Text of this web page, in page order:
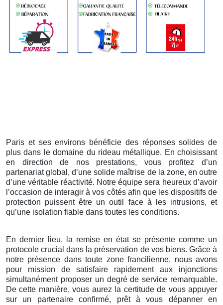
Paris et ses environs bénéficie des réponses solides de
plus dans le domaine du rideau métallique. En choisissant
en direction de nos prestations, vous profitez d’un
partenariat global, d’une solide maîtrise de la zone, en outre
d’une véritable réactivité. Notre équipe sera heureux d’avoir
l’occasion de interagir à vos côtés afin que les dispositifs de
protection puissent être un outil face à les intrusions, et
qu’une isolation fiable dans toutes les conditions.
En dernier lieu, la remise en état se présente comme un
protocole crucial dans la préservation de vos biens. Grâce à
notre présence dans toute zone francilienne, nous avons
pour mission de satisfaire rapidement aux injonctions
simultanément proposer un degré de service remarquable.
De cette manière, vous aurez la certitude de vous appuyer
sur un partenaire confirmé, prêt à vous dépanner en